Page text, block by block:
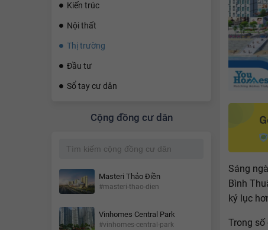
Kiến trúc
Nội thất
Thị trường
Đầu tư
Sổ tay cư dân
Cộng đồng cư dân
Masteri Thảo Điền
#masteri-thao-dien
Vinhomes Central Park
#vinhomes-central-park
Sáng
Bình
kỷ lục
Trong số